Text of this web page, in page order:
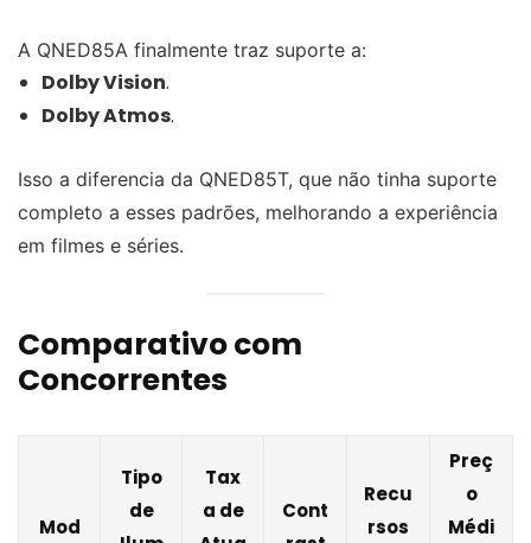
A QNED85A finalmente traz suporte a:
Dolby Vision.
Dolby Atmos.
Isso a diferencia da QNED85T, que não tinha suporte
completo a esses padrões, melhorando a experiência
em filmes e séries.
Comparativo com
Concorrentes
Mod
Tipo
de
Tax
a de
Cont
Recu
rsos
Preç
o
Médi